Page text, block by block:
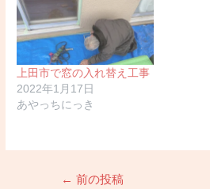
上田市で窓の入れ替え工事
2022年1月17日
あやっちにっき
← 前の投稿